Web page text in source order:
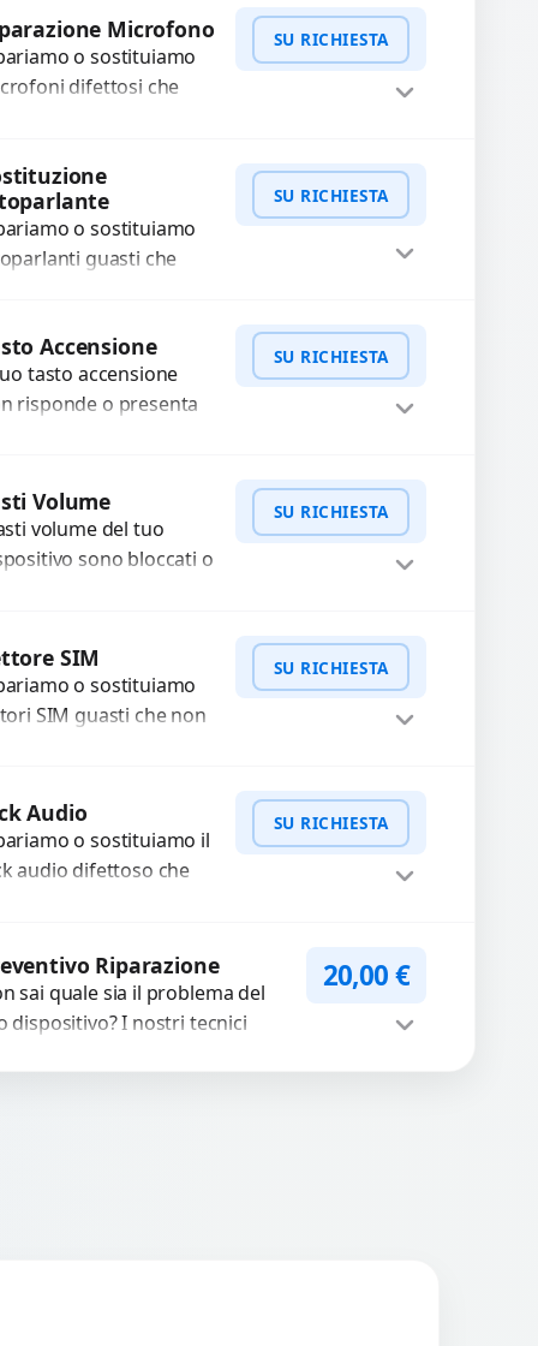
con interventi
e componenti...
WhatsApp
Microfono
o sostituiamo
difettosi che
chiamate. Diagnosi
e ricambi di...
SU RICHIESTA
Preventivo WhatsApp
o sostituiamo
guasti che
ricambi di alta
garantiti per 3...
SU RICHIESTA
WhatsApp
Accensione
tasto accensione
risponde o presenta
o sostituzione
componenti
SU RICHIESTA
WhatsApp
Volume
volume del tuo
sono bloccati o
con
SU RICHIESTA
WhatsApp
SIM
o sostituiamo
SIM guasti che non
ricambi testati
SU RICHIESTA
WhatsApp
Audio
o sostituiamo il
audio difettoso che
cuffie e
SU RICHIESTA
PreventivoRiparazione
sai quale sia il problema del
dispositivo? I nostri tecnici
20,00€